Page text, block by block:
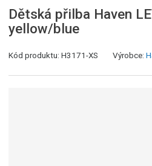
í
s
r
Dětská přilba Haven
yellow/blue
Kód produktu:H3171-XS Výrobce: